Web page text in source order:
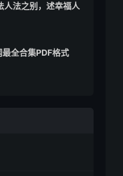
人法之别，述幸福人
最全合集PDF格式